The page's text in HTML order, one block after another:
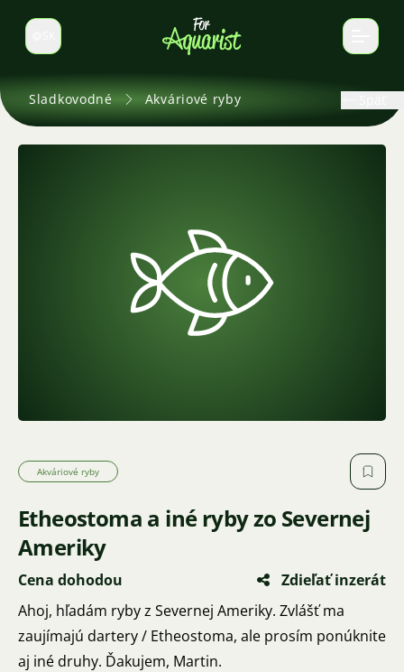
Prepnúť jazyk
Sladkovodné Akváriové ryby
Akváriové ryby
Etheostoma a iné ryby zo Severnej
Ameriky
Cena dohodou
Zdieľať inzerát
Ahoj, hľadám ryby z Severnej Ameriky. Zvlášť ma
zaujímajú dartery / Etheostoma, ale prosím ponúknite
aj iné druhy. Ďakujem, Martin.